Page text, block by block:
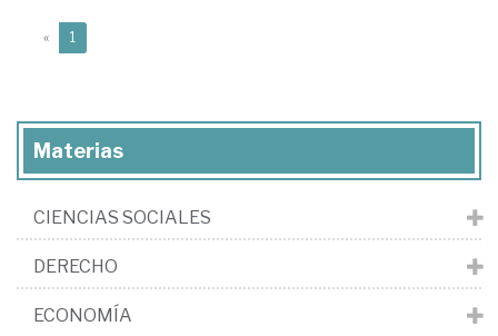
« 1
Materias
CIENCIAS SOCIALES
DERECHO
ECONOMÍA